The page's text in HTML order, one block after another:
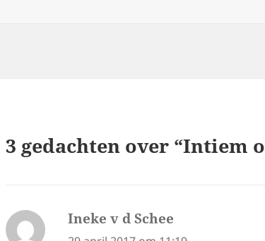
3 gedachten over “Intiem
Ineke v d Schee